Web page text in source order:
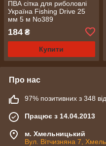
ПВА сітка для риболовлі
Україна Fishing Drive 25
мм 5 м No389
184 ₴
Купити
Про нас
97% позитивних з 348
Працює з 14.04.2013
м. Хмельницький
Вул. Вітчизняна 7,